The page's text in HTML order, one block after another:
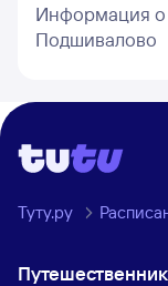
Информация о
Подшивалово
Туту.ру